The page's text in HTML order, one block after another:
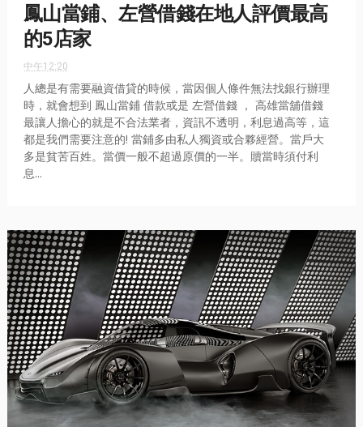
鳳山當鋪、左營借錢在地人評價最高
的5店家
中午12:20
人總是有需要融資借貸的時候，當因個人條件無法找銀行辦理
時，就會想到 鳳山當鋪 借款或是 左營借錢 ， 高雄當舖借錢
最讓人擔心的就是不合法業者，資訊不透明，利息過高等，這
都是我們需要注意的! 當鋪多由私人獨資或合夥經營。當戶大
多是貧苦百姓。當價一般不超過原價的一半。贖當時須付利
息...